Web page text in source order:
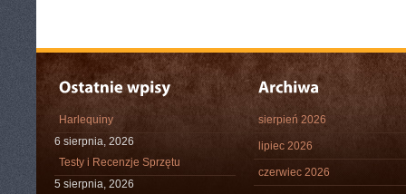
Harlequiny
6 sierpnia, 2026
Testy i Recenzje Sprzętu
5 sierpnia, 2026
sierpień 2026
lipiec 2026
czerwiec 2026